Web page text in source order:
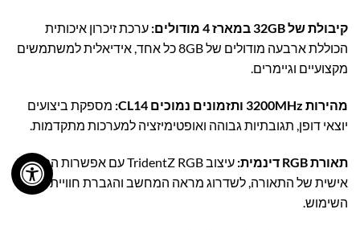
קיבולת של 32GB במארז 4 מודולים:
ערכת זיכרון איכותית
הכוללת ארבעה מודולים של 8GB כל אחד, אידיאלית למשתמשים
מקצועיים וגיימרים.
מהירות 3200MHz ותזמונים נמוכים CL14:
מספקת ביצועים
יוצאי דופן, תגובתיות גבוהה ואופטימיזציה למערכות מתקדמות.
תאורת RGB דינמית:
עיצוב TridentZ RGB עם אפשרות התאמה
אישית של התאורה, לשדרוג מראה המחשב והגברת חוויית
השימוש.